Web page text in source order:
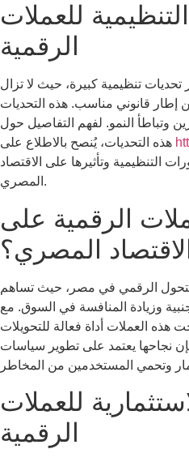
للعملات
الرقمية
تنظيمية كبيرة، حيث لا تزال
إطار قانوني مناسب. هذه التحديات
وتباطأ النمو. لفهم التفاصيل حول
التنظيمية وتأثيرها على الاقتصاد
المصري.
الرقمية على
المصري؟
الرقمي في مصر، حيث تساهم
وزيادة المنافسة في السوق. مع
هذه العملات أداة فعالة للتحويلات
فإن نجاحها يعتمد على تطوير سياسات
للعملات
الرقمية